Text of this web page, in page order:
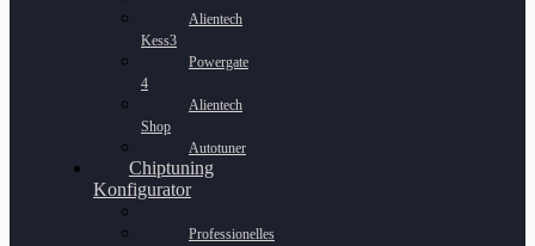
Alientech
Kess3
Powergate
4
Alientech
Shop
Autotuner
Chiptuning
Konfigurator
Professionelles